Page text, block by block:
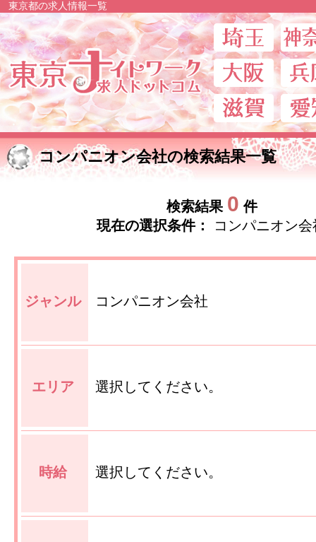
東京都の求人情報一覧
東京ナイトワー
コンパニオン会社の検索結果一覧
検索結果 0 件
現在の選択条件：
コンパニオン会
ジャンル コンパニオン会社
エリア 選択してください。
時給 選択してください。